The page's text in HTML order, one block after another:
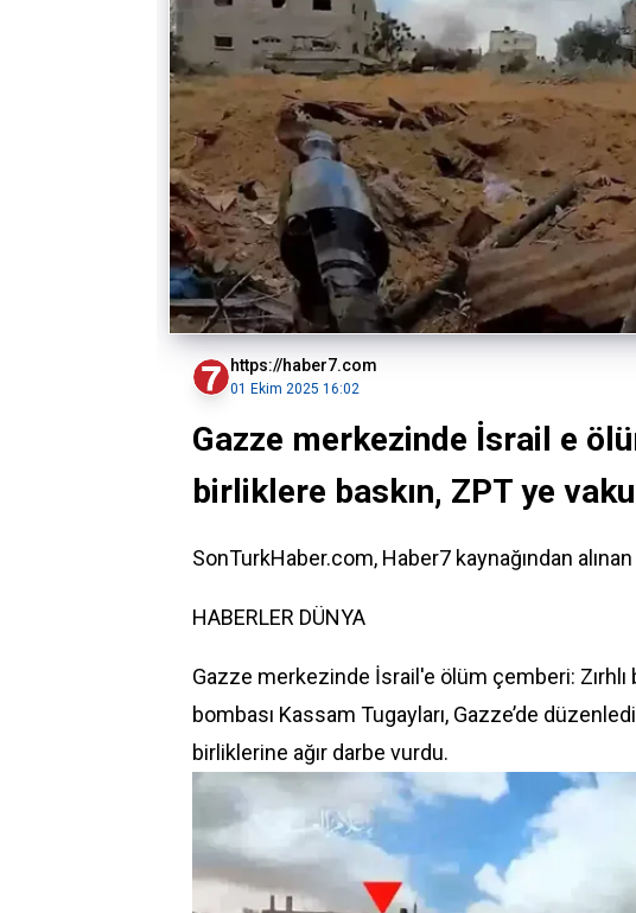
https://haber7.com
01 Ekim 2025 16:02
Gazze merkezinde İsrail e
birliklere baskın, ZPT ye
SonTurkHaber.com, Haber7 kaynağından
HABERLER DÜNYA
Gazze merkezinde İsrail'e ölüm çemberi: Zırhlı
bombası Kassam Tugayları, Gazze’de
birliklerine ağır darbe vurdu.